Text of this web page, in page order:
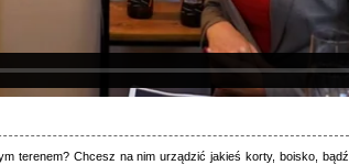
terenem? Chcesz na nim urządzić jakieś korty, boisko, bądź